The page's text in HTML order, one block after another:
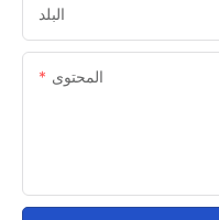
البلد
المحتوى